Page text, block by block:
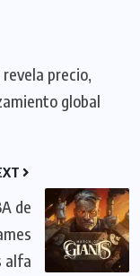
precio,
global
de
alfa